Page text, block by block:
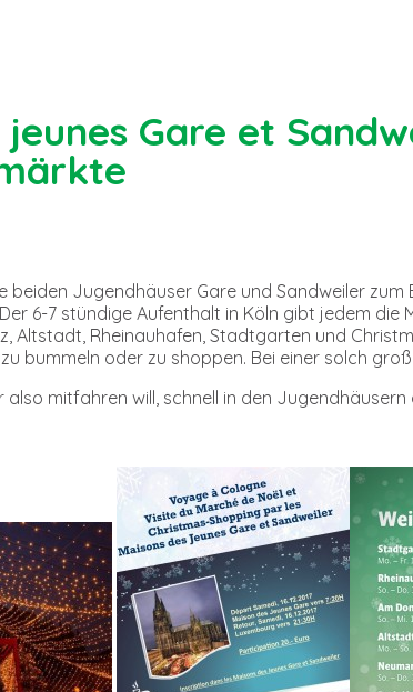
jeunes Gare et
beiden Jugendhäuser Gare und Sandweiler
6-7 stündige Aufenthalt in Köln gibt jedem
Altstadt, Rheinauhafen, Stadtgarten und
bummeln oder zu shoppen. Bei einer solch
also mitfahren will, schnell in den Jugendhäusern